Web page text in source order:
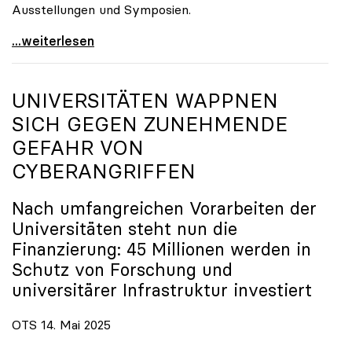
Ausstellungen und Symposien.
uniko-Präsidentin Brigitte Hütter zu Gedenkjahr:
...weiterlesen
UNIVERSITÄTEN WAPPNEN
SICH GEGEN ZUNEHMENDE
GEFAHR VON
CYBERANGRIFFEN
Nach umfangreichen Vorarbeiten der
Universitäten steht nun die
Finanzierung: 45 Millionen werden in
Schutz von Forschung und
universitärer Infrastruktur investiert
OTS 14. Mai 2025